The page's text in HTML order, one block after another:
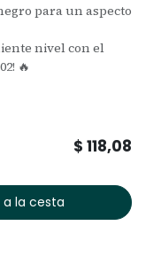
para un aspecto
nivel con el
🔥
a la cesta
$ 118,08